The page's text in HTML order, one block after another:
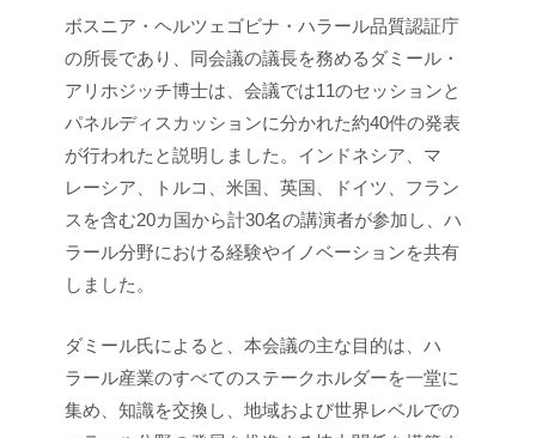
ボスニア・ヘルツェゴビナ・ハラール品質認証庁
の所長であり、同会議の議長を務めるダミール・
アリホジッチ博士は、会議では11のセッションと
パネルディスカッションに分かれた約40件の発表
が行われたと説明しました。インドネシア、マ
レーシア、トルコ、米国、英国、ドイツ、フラン
スを含む20カ国から計30名の講演者が参加し、ハ
ラール分野における経験やイノベーションを共有
しました。
ダミール氏によると、本会議の主な目的は、ハ
ラール産業のすべてのステークホルダーを一堂に
集め、知識を交換し、地域および世界レベルでの